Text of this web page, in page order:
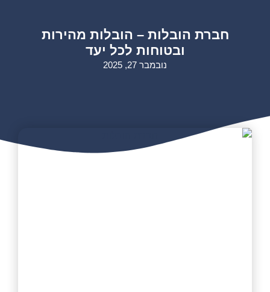
חברת הובלות – הובלות מהירות
ובטוחות לכל יעד
נובמבר 27, 2025